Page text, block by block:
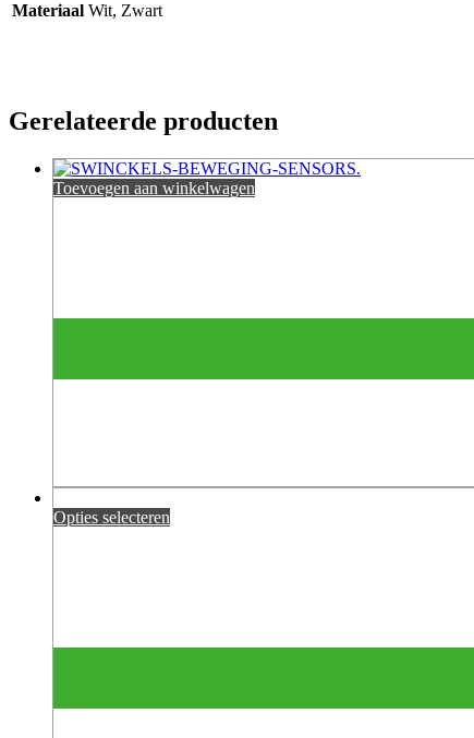
Materiaal Wit, Zwart
Gerelateerde producten
Toevoegen aan winkelwagen
Opties selecteren